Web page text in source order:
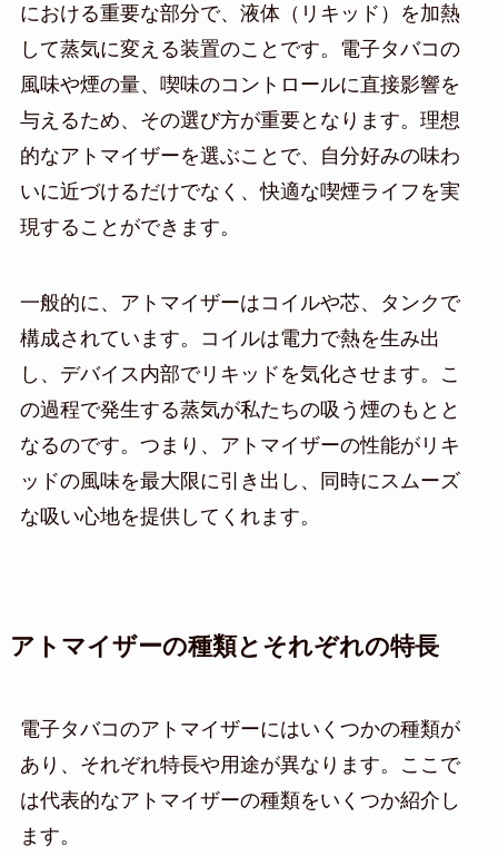
における重要な部分で、液体（リキッド）を加熱
して蒸気に変える装置のことです。電子タバコの
風味や煙の量、喫味のコントロールに直接影響を
与えるため、その選び方が重要となります。理想
的なアトマイザーを選ぶことで、自分好みの味わ
いに近づけるだけでなく、快適な喫煙ライフを実
現することができます。
一般的に、アトマイザーはコイルや芯、タンクで
構成されています。コイルは電力で熱を生み出
し、デバイス内部でリキッドを気化させます。こ
の過程で発生する蒸気が私たちの吸う煙のもとと
なるのです。つまり、アトマイザーの性能がリキ
ッドの風味を最大限に引き出し、同時にスムーズ
な吸い心地を提供してくれます。
アトマイザーの種類とそれぞれの特長
電子タバコのアトマイザーにはいくつかの種類が
あり、それぞれ特長や用途が異なります。ここで
は代表的なアトマイザーの種類をいくつか紹介し
ます。